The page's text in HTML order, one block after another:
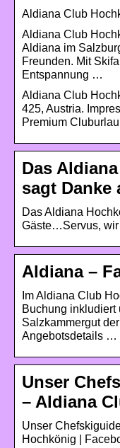
Aldiana Club
Aldiana Club
Aldiana im
Freunden. Mit
Entspannung …
Aldiana Club
425, Austria.
Premium
Das
sagt
Das Aldiana
Gäste…Servus, wir
Aldiana –
Im Aldiana Club
Buchung
Salzkammergut
Angebotsdetails …
Unser
– Aldiana
Unser
Hochkönig |